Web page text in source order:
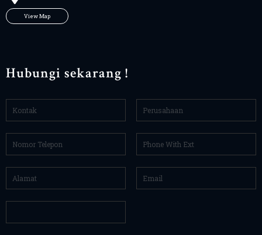
View Map
Hubungi sekarang !